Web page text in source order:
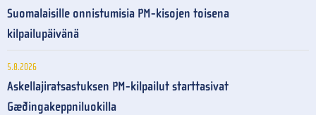
Suomalaisille onnistumisia PM-kisojen toisena
kilpailupäivänä
5.8.2026
Askellajiratsastuksen PM-kilpailut starttasivat
Gæðingakeppniluokilla